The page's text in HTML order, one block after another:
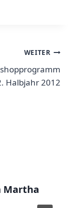
WEITER
Halbjahr 2012
Martha